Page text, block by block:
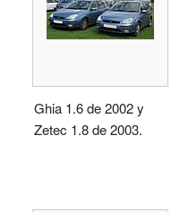
Ghia 1.6 de 2002 y
Zetec 1.8 de 2003.